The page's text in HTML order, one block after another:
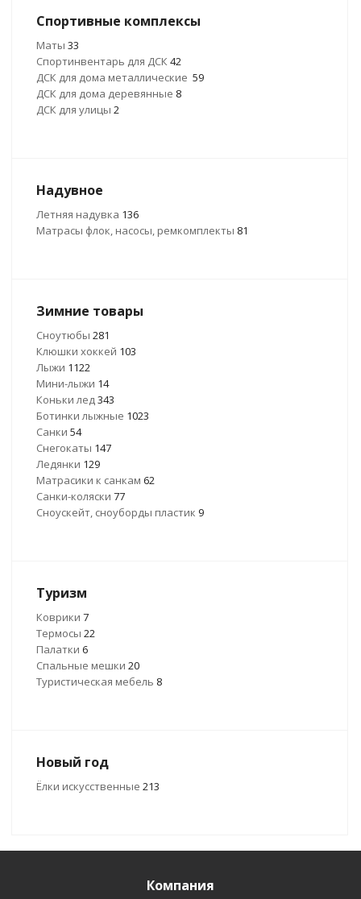
Спортивные комплексы
Маты 33
Спортинвентарь для ДСК 42
ДСК для дома металлические 59
ДСК для дома деревянные 8
ДСК для улицы 2
Надувное
Летняя надувка 136
Матрасы флок, насосы, ремкомплекты 81
Зимние товары
Сноутюбы 281
Клюшки хоккей 103
Лыжи 1122
Мини-лыжи 14
Коньки лед343
Ботинки лыжные 1023
Санки 54
Снегокаты 147
Ледянки 129
Матрасики к санкам 62
Санки-коляски 77
Сноускейт, сноуборды пластик 9
Туризм
Коврики 7
Термосы 22
Палатки 6
Спальные мешки 20
Туристическая мебель 8
Новый год
Ёлки искусственные 213
Компания